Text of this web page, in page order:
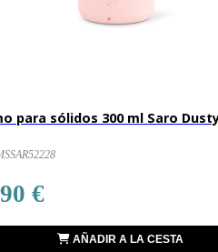
para sólidos 300 ml Saro
€
AÑADIR A LA CESTA